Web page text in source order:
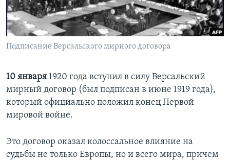
Learning English
СОЦИАЛЬНЫЕ СЕТИ
Языки
Подписание Версальского мирного договора
10 января 1920 года вступил в силу Версальский
мирный договор (был подписан в июне 1919 года),
который официально положил конец Первой
мировой войне.
Это договор оказал колоссальное влияние на
судьбы не только Европы, но и всего мира, причем